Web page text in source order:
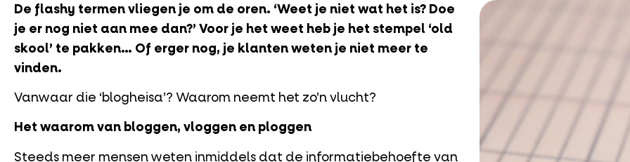
De flashy termen vliegen je om de oren. ‘Weet je niet wat het is? Doe
je er nog niet aan mee dan?’ Voor je het weet heb je het stempel ‘old
skool’ te pakken… Of erger nog, je klanten weten je niet meer te
vinden.
Vanwaar die ‘blogheisa’? Waarom neemt het zo’n vlucht?
Het waarom van bloggen, vloggen en ploggen
Steeds meer mensen weten inmiddels dat de informatiebehoefte van